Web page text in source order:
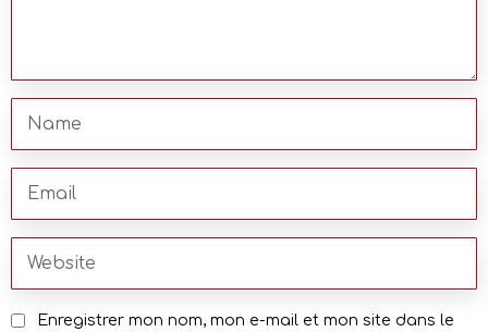
Enregistrer mon nom, mon e-mail et mon site dans le